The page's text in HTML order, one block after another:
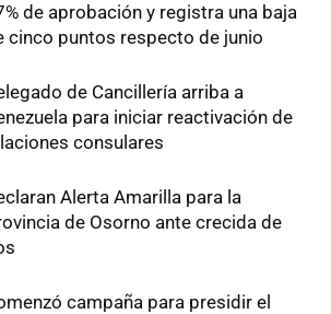
de aprobación y registra una baja
cinco puntos respecto de junio
de Cancillería arriba a
para iniciar reactivación de
consulares
Alerta Amarilla para la
de Osorno ante crecida de
campaña para presidir el